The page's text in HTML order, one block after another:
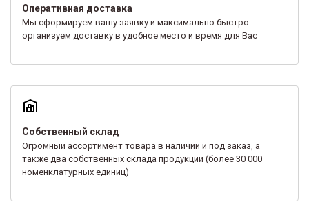
Оперативная доставка
Мы сформируем вашу заявку и максимально быстро
организуем доставку в удобное место и время для Вас
Собственный склад
Огромный ассортимент товара в наличии и под заказ, а
также два собственных склада продукции (более 30 000
номенклатурных единиц)